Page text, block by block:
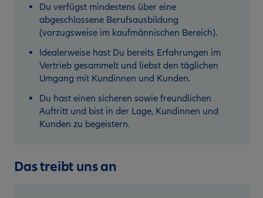
Du verfügst mindestens über eine
abgeschlossene Berufsausbildung
(vorzugsweise im kaufmännischen Bereich).
Idealerweise hast Du bereits Erfahrungen im
Vertrieb gesammelt und liebst den täglichen
Umgang mit Kundinnen und Kunden.
Du hast einen sicheren sowie freundlichen
Auftritt und bist in der Lage, Kundinnen und
Kunden zu begeistern.
Das treibt uns an